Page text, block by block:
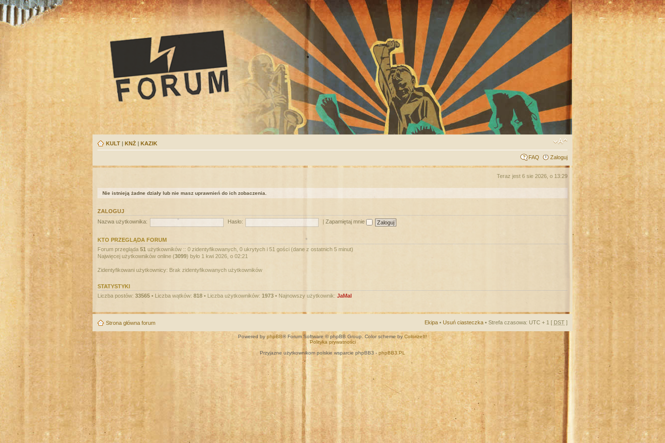
KULT | KNŻ | KAZIK
FAQ Zaloguj
Teraz jest 6 sie 2026, o 13:29
Nie istnieją żadne działy lub nie masz uprawnień do ich zobaczenia.
ZALOGUJ
Nazwa użytkownika:
Hasło: Zapamiętaj mnie
KTO PRZEGLĄDA FORUM
Forum przegląda 51 użytkowników :: 0 zidentyfikowanych, 0 ukrytych i 51 gości (dane z ostatnich 5 minut)
Najwięcej użytkowników online (3099) było 1 kwi 2026, o 02:21
Zidentyfikowani użytkownicy: Brak zidentyfikowanych użytkowników
STATYSTYKI
Liczba postów: 33565 • Liczba wątków: 818 • Liczba użytkowników: 1973 • Najnowszy użytkownik: JaMal
Strona główna forum Ekipa • Usuń ciasteczka • Strefa czasowa: UTC + 1 [ DST ]
Powered by phpBB® Forum Software © phpBB Group. Color scheme by ColorizeIt!
Polityka prywatności
Przyjazne użytkownikom polskie wsparcie phpBB3 - phpBB3.PL